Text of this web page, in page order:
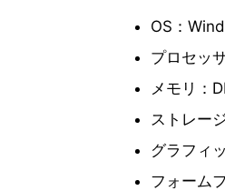
OS：
プロセッ
メモリ：
ストレー
グラフィ
フォーム